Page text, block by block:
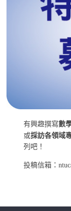
有興趣撰寫數
或採訪各領域
列吧！
投稿信箱：